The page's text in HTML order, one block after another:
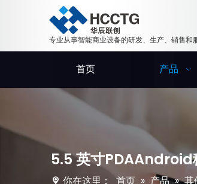
专业从事智能商业设备的研发、生产、销售和
首页 产品
5.5 英寸PDAAndroid
你在这里： 首页 » 产品 » 其